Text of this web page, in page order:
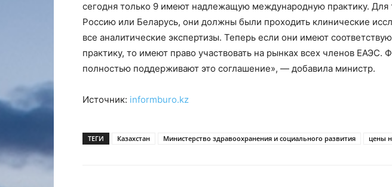
сегодня только 9 имеют надлежащую международную практику. Для
Россию или Беларусь, они должны были проходить клинические
все аналитические экспертизы. Теперь если они имеют
практику, то имеют право участвовать на рынках всех членов ЕАЭС.
полностью поддерживают это соглашение», — добавила министр.
Источник: informburo.kz
ТЕГИ Казахстан Министерство здравоохранения и социального развития цены